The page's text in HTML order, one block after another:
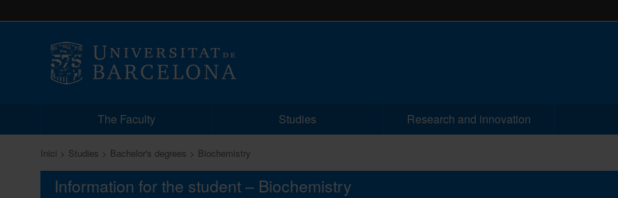
The Faculty Studies Research and innovation
Inici Studies Bachelor's degrees Biochemistry
Information for the student – Biochemistry